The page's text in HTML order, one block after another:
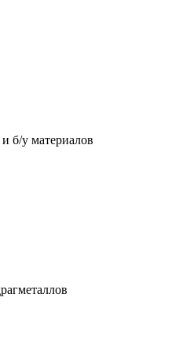
б/у материалов